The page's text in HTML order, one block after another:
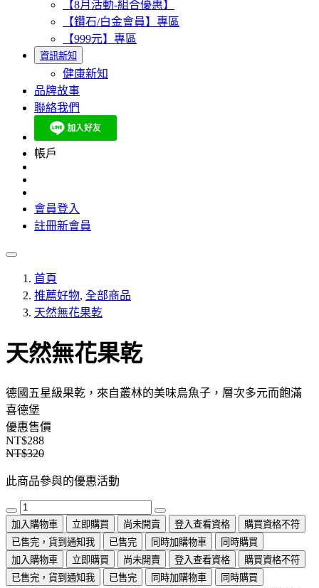
【8月活動-組合優惠】
【鑽石/白金會員】專區
【999元】專區
資訊新知
健康新知
品牌故事
聯絡我們
帳戶
會員登入
註冊新會員
首頁
推薦好物, 全部商品
天然無花果乾
天然無花果乾
德國五星級果乾，來自叢林的美味烏魚子，層次多元而飽滿
喜德堡
優惠售價
NT$288
NT$320
此商品參與的優惠活動
加入購物車 立即購買 尚未開賣 登入查看資格
購買資格不符
已售完，貨到通知我
已售完 同時加購物車
同時購買
加入購物車
立即購買 尚未開賣 登入查看資格
購買資格不符
已售完，貨到通知我
已售完 同時加購物車 同時購買